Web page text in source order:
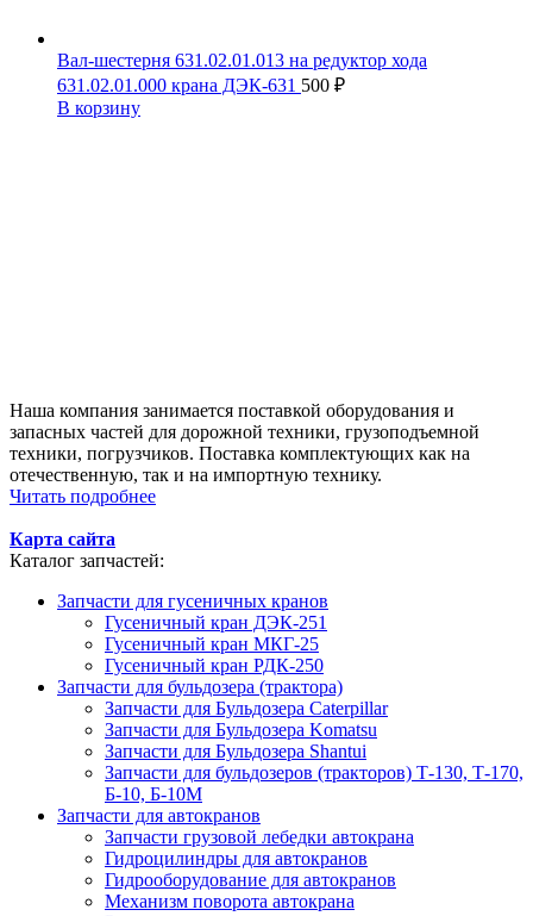
Вал-шестерня 631.02.01.013 на редуктор хода
631.02.01.000 крана ДЭК-631 500 ₽
В корзину
Наша компания занимается поставкой оборудования и
запасных частей для дорожной техники, грузоподъемной
техники, погрузчиков. Поставка комплектующих как на
отечественную, так и на импортную технику.
Читать подробнее
Карта сайта
Каталог запчастей:
Запчасти для гусеничных кранов
Гусеничный кран ДЭК-251
Гусеничный кран МКГ-25
Гусеничный кран РДК-250
Запчасти для бульдозера (трактора)
Запчасти для Бульдозера Caterpillar
Запчасти для Бульдозера Komatsu
Запчасти для Бульдозера Shantui
Запчасти для бульдозеров (тракторов) Т-130, Т-170,
Б-10, Б-10М
Запчасти для автокранов
Запчасти грузовой лебедки автокрана
Гидроцилиндры для автокранов
Гидрооборудование для автокранов
Механизм поворота автокрана